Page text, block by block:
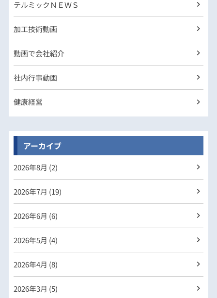
テルミックＮＥＷＳ
加工技術動画
動画で会社紹介
社内行事動画
健康経営
アーカイブ
2026年8月 (2)
2026年7月 (19)
2026年6月 (6)
2026年5月 (4)
2026年4月 (8)
2026年3月 (5)